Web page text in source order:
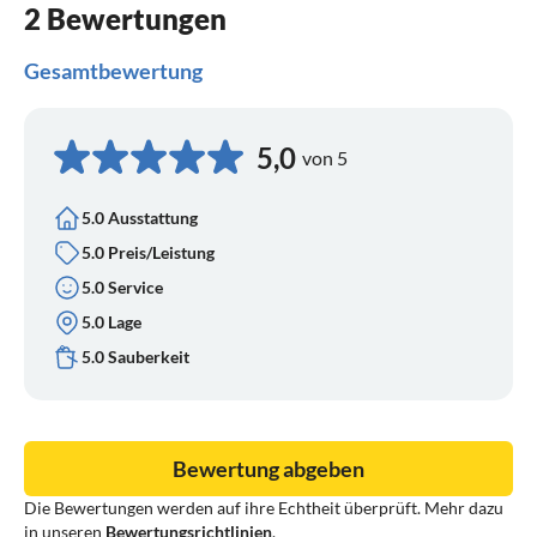
2 Bewertungen
Gesamtbewertung
5,0 von 5
5.0 Ausstattung
5.0 Preis/Leistung
5.0 Service
5.0 Lage
5.0 Sauberkeit
Die Bewertungen werden auf ihre Echtheit überprüft. Mehr dazu
in unseren Bewertungsrichtlinien.
Bewertung abgeben